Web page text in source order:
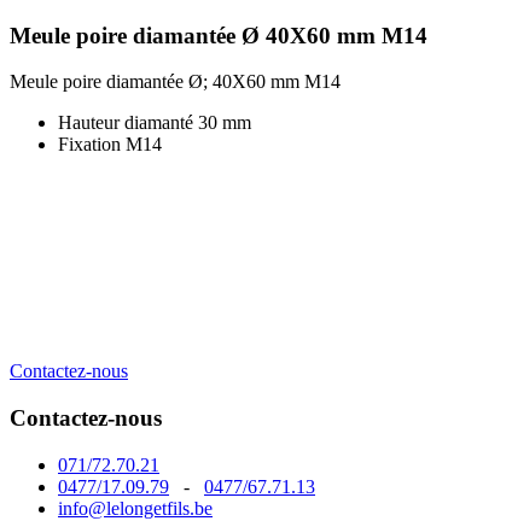
Meule poire diamantée Ø 40X60 mm M14
Meule poire diamantée Ø; 40X60 mm M14
Hauteur diamanté 30 mm
Fixation M14
Contactez-nous
Contactez-nous
071/72.70.21
0477/17.09.79 - 0477/67.71.13
info@lelongetfils.be